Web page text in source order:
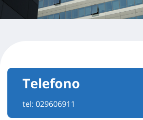
Telefono
tel: 029606911